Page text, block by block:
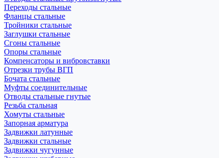
Переходы стальные
Фланцы стальные
Тройники стальные
Заглушки стальные
Сгоны стальные
Опоры стальные
Компенсаторы и вибровставки
Отрезки трубы ВГП
Бочата стальные
Муфты соединительные
Отводы стальные гнутые
Резьба стальная
Хомуты стальные
Запорная арматура
Задвижки латунные
Задвижки стальные
Задвижки чугунные